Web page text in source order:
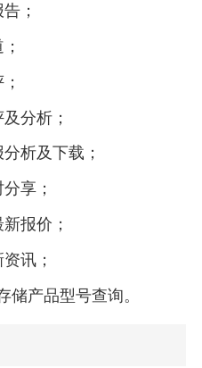
；
分析；
析及下载；
享；
报价；
讯；
储产品型号查询。